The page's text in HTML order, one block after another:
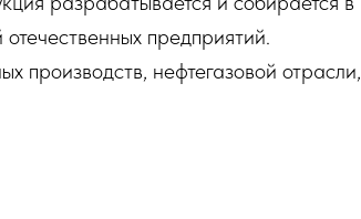
предприятий.
производств, нефтегазовой отрасли,